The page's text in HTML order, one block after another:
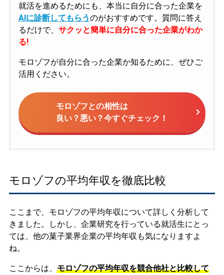
就活を進めるためにも、本当に自分に合った企業を
AIに診断してもらうのがおすすめです。質問に答え
るだけで、 サクッと簡単に自分に合った企業がわか
る!
モロゾフが自分に合った企業か知るために、ぜひご
活用ください。
モロゾフとの相性は
良い？悪い？今すぐチェック！
モロゾフの平均年収を徹底比較
ここまで、モロゾフの平均年収について詳しく分析して
きました。しかし、企業研究を行っている就活生にとっ
ては、他の菓子業界企業の平均年収も気になりますよ
ね。
ここからは、 モロゾフの平均年収を競合他社と比較して